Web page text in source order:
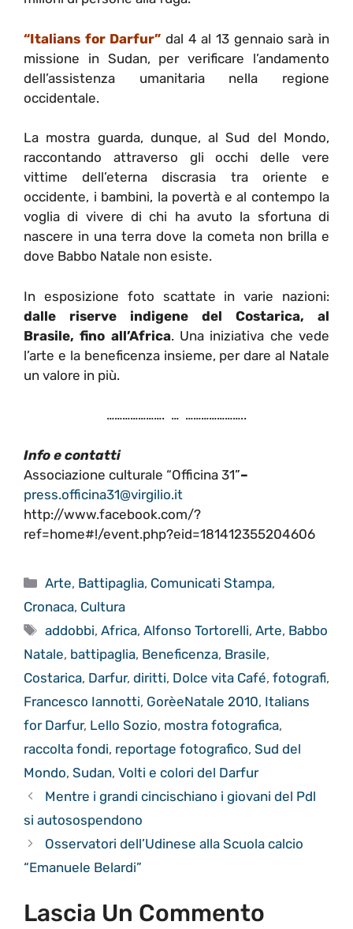
“Italians for Darfur” dal 4 al 13 gennaio sarà in
missione in Sudan, per verificare l’andamento
dell’assistenza umanitaria nella regione
occidentale.
La mostra guarda, dunque, al Sud del Mondo,
raccontando attraverso gli occhi delle vere
vittime dell’eterna discrasia tra oriente e
occidente, i bambini, la povertà e al contempo la
voglia di vivere di chi ha avuto la sfortuna di
nascere in una terra dove la cometa non brilla e
dove Babbo Natale non esiste.
In esposizione foto scattate in varie nazioni:
dalle riserve indigene del Costarica, al
Brasile, fino all’Africa. Una iniziativa che vede
l’arte e la beneficenza insieme, per dare al Natale
un valore in più.
…………………. … …………………..
Info e contatti
Associazione culturale “Officina 31”–
press.officina31@virgilio.it
http://www.facebook.com/?
ref=home#!/event.php?eid=181412355204606
Categorie
Arte, Battipaglia, Comunicati Stampa,
Cronaca, Cultura
Tag
addobbi,Africa,Alfonso Tortorelli,Arte, Babbo
Natale, battipaglia, Beneficenza, Brasile,
Costarica, Darfur, diritti, Dolce vita Café, fotografi,
Francesco Iannotti, GorèeNatale 2010, Italians
for Darfur, Lello Sozio, mostra fotografica,
raccolta fondi, reportage fotografico, Sud del
Mondo, Sudan, Volti e colori del Darfur
Mentre i grandi cincischiano i giovani del Pdl
si autosospendono
Osservatori dell’Udinese alla Scuola calcio
“Emanuele Belardi”
Lascia Un Commento